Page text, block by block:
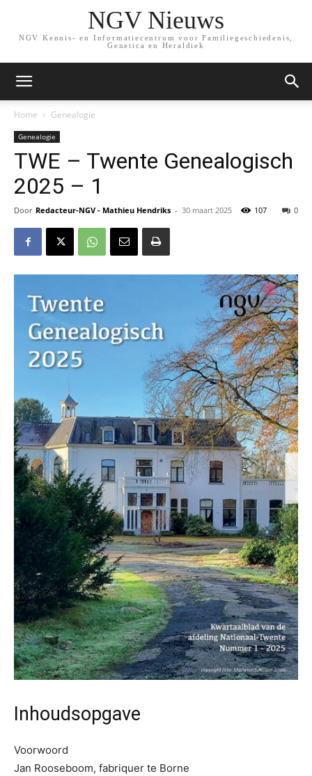
NGV Nieuws
NGV Kennis- en Informatiecentrum voor Familiegeschiedenis,
Genetica en Heraldiek
Home Genealogie
Genealogie
TWE – Twente Genealogisch
2025 – 1
Door Redacteur-NGV - Mathieu Hendriks - 30 maart 2025 0
107
Inhoudsopgave
Voorwoord
Jan Rooseboom, fabriquer te Borne